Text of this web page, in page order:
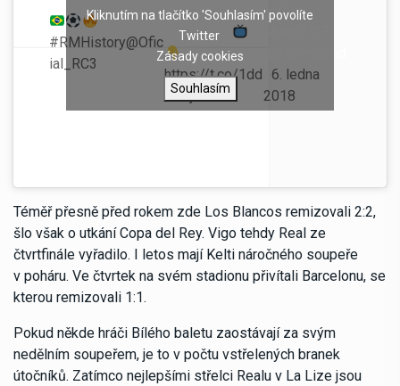
#RMHistory@Ofic
ial_RC3
¡¿Recuerdas
este gol?!
https://t.co/1dd
H0YjtPN
— Real
6. ledna
2018
Kliknutím na tlačítko 'Souhlasím' povolíte
Twitter
Zásady cookies
Souhlasím
Téměř přesně před rokem zde Los Blancos remizovali 2:2,
šlo však o utkání Copa del Rey. Vigo tehdy Real ze
čtvrtfinále vyřadilo. I letos mají Kelti náročného soupeře
v poháru. Ve čtvrtek na svém stadionu přivítali Barcelonu, se
kterou remizovali 1:1.
Pokud někde hráči Bílého baletu zaostávají za svým
nedělním soupeřem, je to v počtu vstřelených branek
útočníků. Zatímco nejlepšími střelci Realu v La Lize jsou